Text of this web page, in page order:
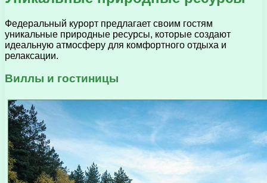
Федеральный курорт предлагает своим гостям
уникальные природные ресурсы, которые создают
идеальную атмосферу для комфортного отдыха и
релаксации.
Виллы и гостиницы